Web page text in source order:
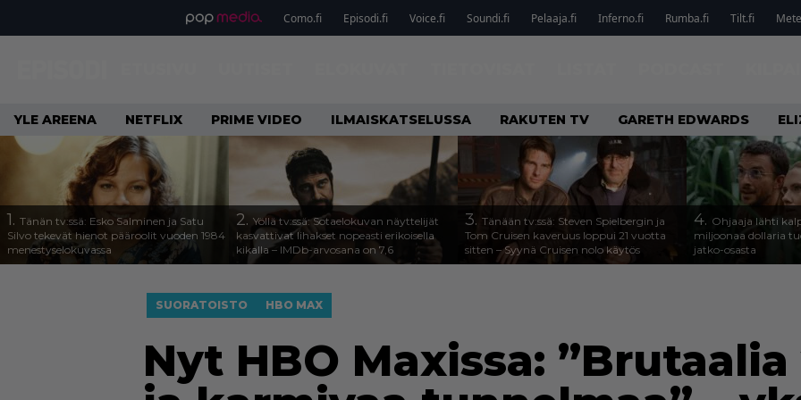
Como.fi Episodi.fi Voice.fi Soundi.fi Pelaaja.fi Inferno.fi Rumba.fi Tilt.fi
YLE AREENA NETFLIX PRIME VIDEO ILMAISKATSELUSSA RAKUTEN TV GARETH EDWARDS
1. Tänän tv:ssä: Esko Salminen ja Satu
Silvo tekevät hienot pääroolit vuoden 1984
menestyselokuvassa
2. Yöllä tv:ssä: Sotaelokuvan näyttelijät
kasvattivat lihakset nopeasti erikoisella
kikalla – IMDb-arvosana on 7,6
3. Tänään tv:ssä: Steven Spielbergin ja
Tom Cruisen kaveruus loppui 21 vuotta
sitten – Syynä Cruisen nolo käytös
4. Ohjaaja lähti
miljoonaa dollaria
jatko-osasta
SUORATOISTO HBO MAX
Nyt HBO Maxissa: